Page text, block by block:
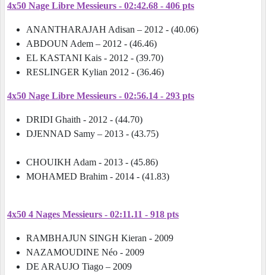
4x50 Nage Libre Messieurs - 02:42.68 - 406 pts
ANANTHARAJAH Adisan – 2012 - (40.06)
ABDOUN Adem – 2012 - (46.46)
EL KASTANI Kais - 2012 - (39.70)
RESLINGER Kylian 2012 - (36.46)
4x50 Nage Libre Messieurs - 02:56.14 - 293 pts
DRIDI Ghaith - 2012 - (44.70)
DJENNAD Samy – 2013 - (43.75)
CHOUIKH Adam - 2013 - (45.86)
MOHAMED Brahim - 2014 - (41.83)
4x50 4 Nages Messieurs - 02:11.11 - 918 pts
RAMBHAJUN SINGH Kieran - 2009
NAZAMOUDINE Néo - 2009
DE ARAUJO Tiago – 2009